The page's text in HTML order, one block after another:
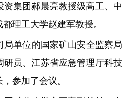
集团郝晨亮教授级高工、中
理工大学赵建军教授。
局单位的国家矿山安全监察局
研员、江苏省应急管理厅科技
参加了会议。